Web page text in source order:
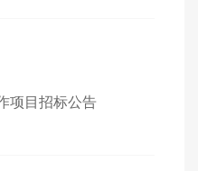
项目招标公告